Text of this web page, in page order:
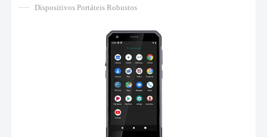
Dispositivos Portáteis Robustos